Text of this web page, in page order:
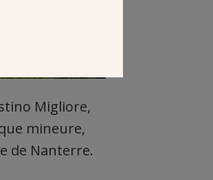
Migliore,
mineure,
de Nanterre.